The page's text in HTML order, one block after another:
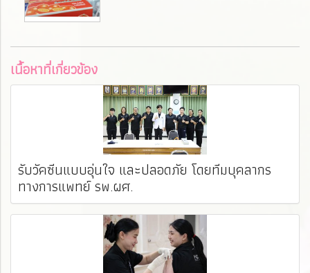
เนื้อหาที่เกี่ยวข้อง
รับวัคซีนแบบอุ่นใจ และปลอดภัย โดยทีมบุคลากร
ทางการแพทย์ รพ.ผศ. ️